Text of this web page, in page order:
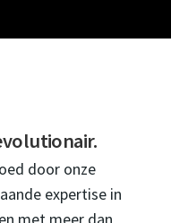
door onze
expertise in
met meer dan